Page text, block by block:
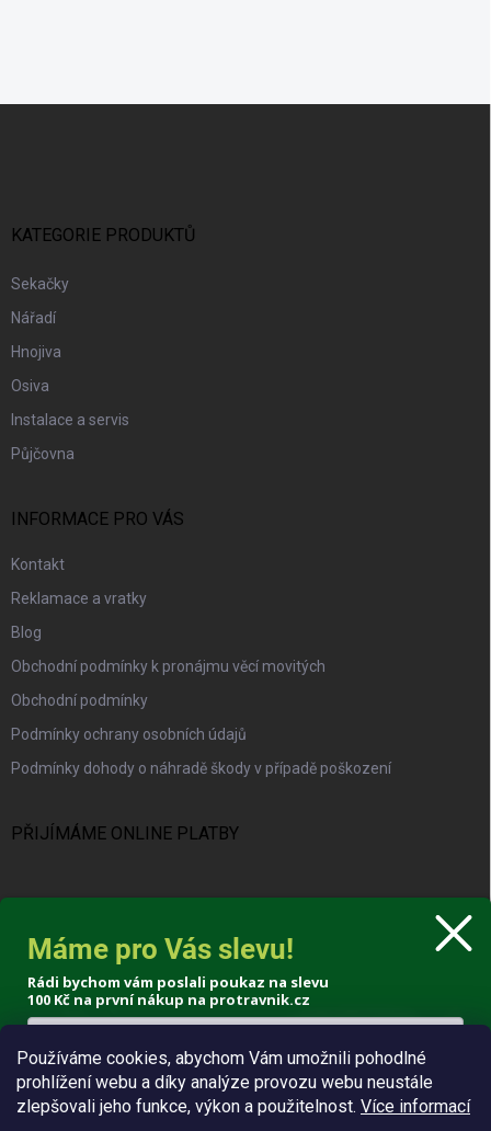
Používáme cookies, abychom Vám umožnili pohodlné
prohlížení webu a díky analýze provozu webu neustále
zlepšovali jeho funkce, výkon a použitelnost. Více informací
KATEGORIE PRODUKTŮ
Sekačky
Nářadí
Hnojiva
Osiva
Instalace a servis
Půjčovna
INFORMACE PRO VÁS
Kontakt
Reklamace a vratky
Blog
Obchodní podmínky k pronájmu věcí movitých
Obchodní podmínky
Podmínky ochrany osobních údajů
Podmínky dohody o náhradě škody v případě poškození
PŘIJÍMÁME ONLINE PLATBY
KONTAKT
info@ protravnik.cz
+420 724 308 341
Máme pro Vás slevu!
Rádi bychom vám poslali poukaz na slevu
100 Kč na první nákup na protravnik.cz
Poslat voucher